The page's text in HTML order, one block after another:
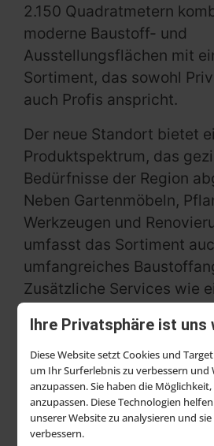
Ihre Privatsphäre ist uns
Diese Website setzt Cookies und
um Ihr Surferlebnis zu verbessern
anzupassen. Sie haben die
anzupassen. Diese Technologien
unserer Website zu analysieren und
verbessern.
2.150 Quadratmetern
moderne Baustoff- und
Ausstellungsflächen mit
Sortiment, das sowohl
auch Profis anspricht.
Der neue Standort bietet
Produktspektrum, das
Bedürfnisse der Region
Neben Gartenmöbeln,
Werkzeugen und
umfasst das Sortiment
umfangreiches
Zusätzliche Services wie
Einkaufserlebnis. „Mit
schaffen wir eine moderne
Einkaufsadresse, die
als auch Profis überzeugt.
damit die Nahversorgung